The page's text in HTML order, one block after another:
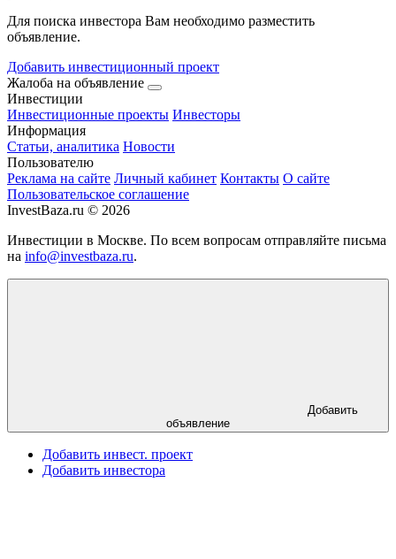
Для поиска инвестора Вам необходимо разместить
объявление.
Добавить инвестиционный проект
Жалоба на объявление
Инвестиции
Инвестиционные проекты Инвесторы
Информация
Статьи, аналитика Новости
Пользователю
Реклама на сайте Личный кабинет Контакты О сайте
Пользовательское соглашение
InvestBaza.ru © 2026
Инвестиции в Москве. По всем вопросам отправляйте письма
на info@investbaza.ru.
Добавить
объявление
Добавить инвест. проект
Добавить инвестора